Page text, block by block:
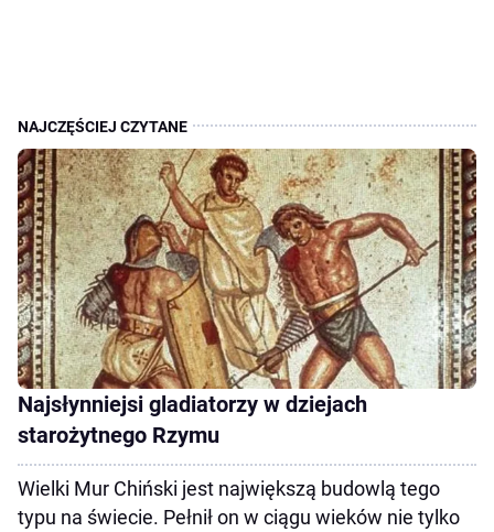
Najsłynniejsi gladiatorzy w dziejach
starożytnego Rzymu
Wielki Mur Chiński jest największą budowlą tego
typu na świecie. Pełnił on w ciągu wieków nie tylko